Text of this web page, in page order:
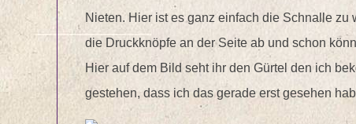
Nieten. Hier ist es ganz einfach die Schnalle zu
die Druckknöpfe an der Seite ab und schon
Hier auf dem Bild seht ihr den Gürtel den ich
gestehen, dass ich das gerade erst gesehen